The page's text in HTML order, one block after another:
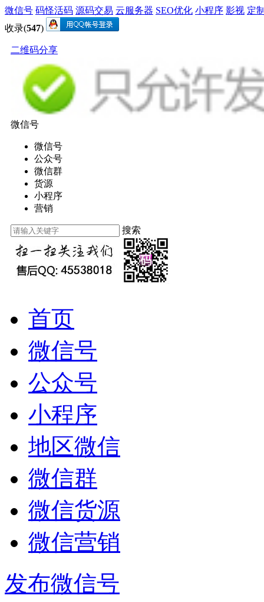
微信号 码怪活码 源码交易 云服务器 SEO优化 小程序 影视 定
收录(547)
二维码分享
微信号
微信号
公众号
微信群
货源
小程序
营销
搜索
首页
微信号
公众号
小程序
地区微信
微信群
微信货源
微信营销
发布微信号